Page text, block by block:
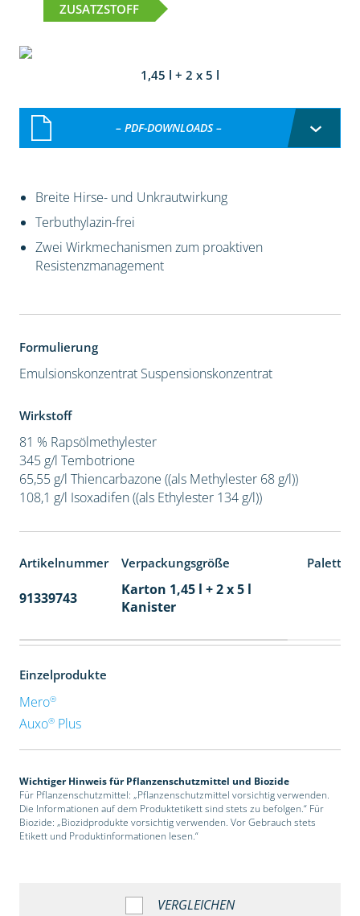
ZUSATZSTOFF
1,45 l + 2 x 5 l
– PDF-DOWNLOADS –
Breite Hirse- und Unkrautwirkung
Terbuthylazin-frei
Zwei Wirkmechanismen zum proaktiven
Resistenzmanagement
Formulierung
Emulsionskonzentrat Suspensionskonzentrat
Wirkstoff
81 % Rapsölmethylester
345 g/l Tembotrione
65,55 g/l Thiencarbazone ((als Methylester 68 g/l))
108,1 g/l Isoxadifen ((als Ethylester 134 g/l))
Artikelnummer Verpackungsgröße
91339743
Karton 1,45 l + 2 x 5 l
Kanister
Einzelprodukte
Mero®
Auxo®Plus
Wichtiger Hinweis für Pflanzenschutzmittel und Biozide
Für Pflanzenschutzmittel: „Pflanzenschutzmittel vorsichtig verwenden.
Die Informationen auf dem Produktetikett sind stets zu befolgen.“ Für
Biozide: „Biozidprodukte vorsichtig verwenden. Vor Gebrauch stets
Etikett und Produktinformationen lesen.“
VERGLEICHEN